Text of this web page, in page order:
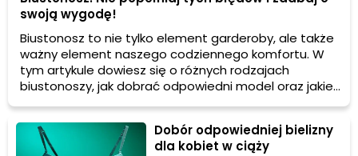
swoją wygodę!
Biustonosz to nie tylko element garderoby, ale także
ważny element naszego codziennego komfortu. W
tym artykule dowiesz się o różnych rodzajach
biustonoszy, jak dobrać odpowiedni model oraz jakie
cechy powinien mieć dobry biustonosz. Jesteś
gotowa? Zaczynamy!
Dobór odpowiedniej bielizny
dla kobiet w ciąży